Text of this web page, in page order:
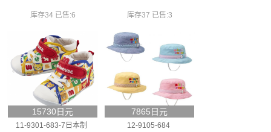
库存34 已售:6 库存37 已售:3
15730日元
11-9301-683-7日本制
7865日元
12-9105-684